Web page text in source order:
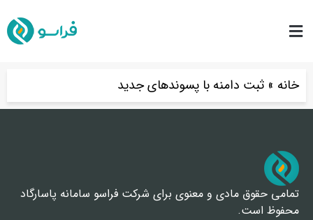
خانه » ثبت دامنه با پسوندهای جدید
تمامی حقوق مادی و معنوی برای شرکت فراسو سامانه پاسارگاد
محفوظ است.